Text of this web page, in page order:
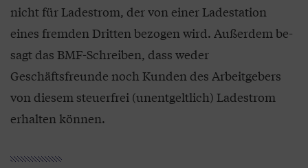
nicht für Ladestrom, der von einer Ladestation
eines fremden Dritten bezogen wird. Außerdem be­
sagt das BMF-Schreiben, dass weder
Geschäftsfreunde noch Kunden des Arbeitgebers
von diesem steuerfrei (unentgeltlich) Ladestrom
erhalten können.